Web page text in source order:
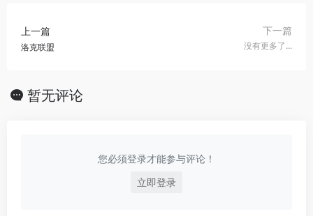
上一篇
洛克联盟
下一篇
没有更多了...
暂无评论
您必须登录才能参与评论！
立即登录